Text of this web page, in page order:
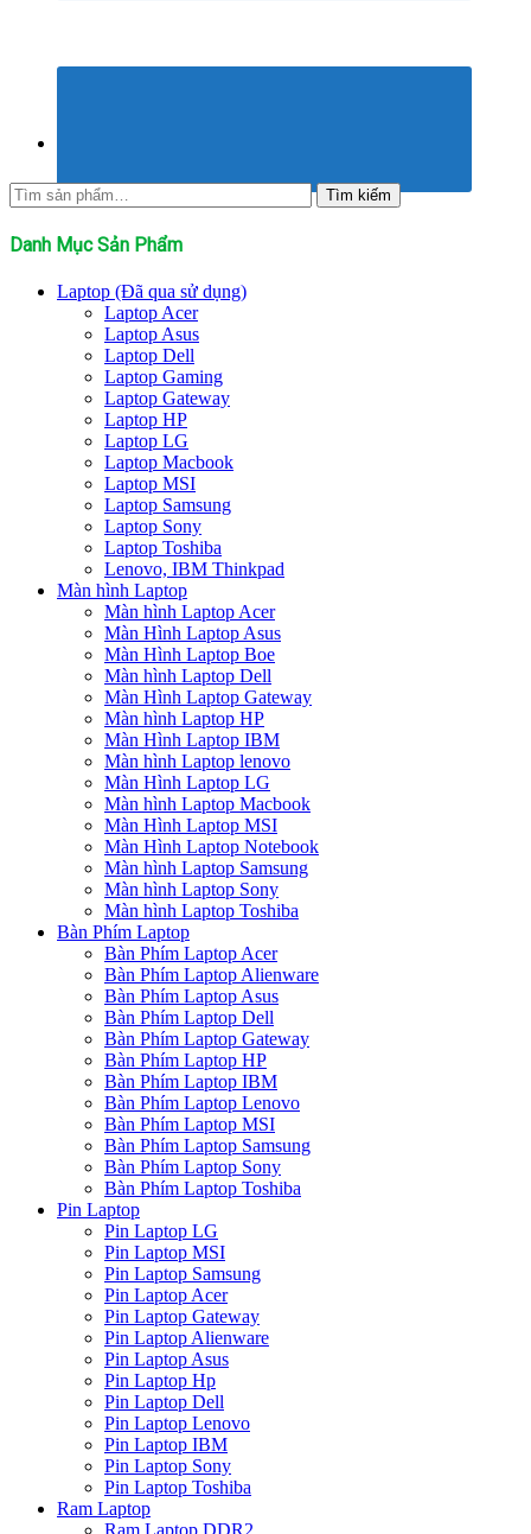
Tìm
kiếm:
Tìm kiếm
Danh Mục Sản Phẩm
Laptop (Đã qua sử dụng)
Laptop Acer
Laptop Asus
Laptop Dell
Laptop Gaming
Laptop Gateway
Laptop HP
Laptop LG
Laptop Macbook
Laptop MSI
Laptop Samsung
Laptop Sony
Laptop Toshiba
Lenovo, IBM Thinkpad
Màn hình Laptop
Màn hình Laptop Acer
Màn Hình Laptop Asus
Màn Hình Laptop Boe
Màn hình Laptop Dell
Màn Hình Laptop Gateway
Màn hình Laptop HP
Màn Hình Laptop IBM
Màn hình Laptop lenovo
Màn Hình Laptop LG
Màn hình Laptop Macbook
Màn Hình Laptop MSI
Màn Hình Laptop Notebook
Màn hình Laptop Samsung
Màn hình Laptop Sony
Màn hình Laptop Toshiba
Bàn Phím Laptop
Bàn Phím Laptop Acer
Bàn Phím Laptop Alienware
Bàn Phím Laptop Asus
Bàn Phím Laptop Dell
Bàn Phím Laptop Gateway
Bàn Phím Laptop HP
Bàn Phím Laptop IBM
Bàn Phím Laptop Lenovo
Bàn Phím Laptop MSI
Bàn Phím Laptop Samsung
Bàn Phím Laptop Sony
Bàn Phím Laptop Toshiba
Pin Laptop
Pin Laptop LG
Pin Laptop MSI
Pin Laptop Samsung
Pin Laptop Acer
Pin Laptop Gateway
Pin Laptop Alienware
Pin Laptop Asus
Pin Laptop Hp
Pin Laptop Dell
Pin Laptop Lenovo
Pin Laptop IBM
Pin Laptop Sony
Pin Laptop Toshiba
Ram Laptop
Ram Laptop DDR2